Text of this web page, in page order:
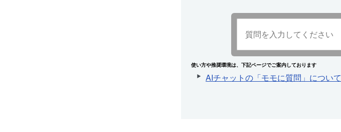
使い方や推奨環境は、下記ページでご案内しております
AIチャットの「モモに質問」について